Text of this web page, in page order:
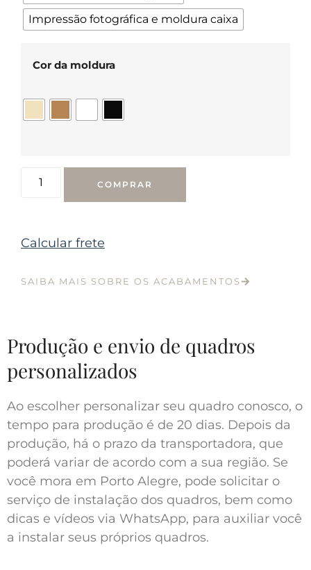
Impressão fotográfica e moldura caixa
Cor da moldura
COMPRAR
Calcular frete
SAIBA MAIS SOBRE OS ACABAMENTOS
Produção e envio de quadros
personalizados
Ao escolher personalizar seu quadro conosco, o
tempo para produção é de 20 dias. Depois da
produção, há o prazo da transportadora, que
poderá variar de acordo com a sua região. Se
você mora em Porto Alegre, pode solicitar o
serviço de instalação dos quadros, bem como
dicas e vídeos via WhatsApp, para auxiliar você
a instalar seus próprios quadros.